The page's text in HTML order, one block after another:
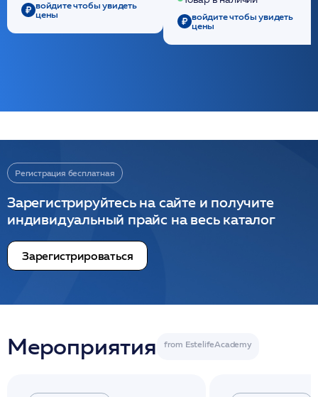
войдите чтобы увидеть
цены
войдите чтобы увидеть
цены
Регистрация бесплатная
Зарегистрируйтесь на сайте и получите
индивидуальный прайс на весь каталог
Зарегистрироваться
Мероприятия